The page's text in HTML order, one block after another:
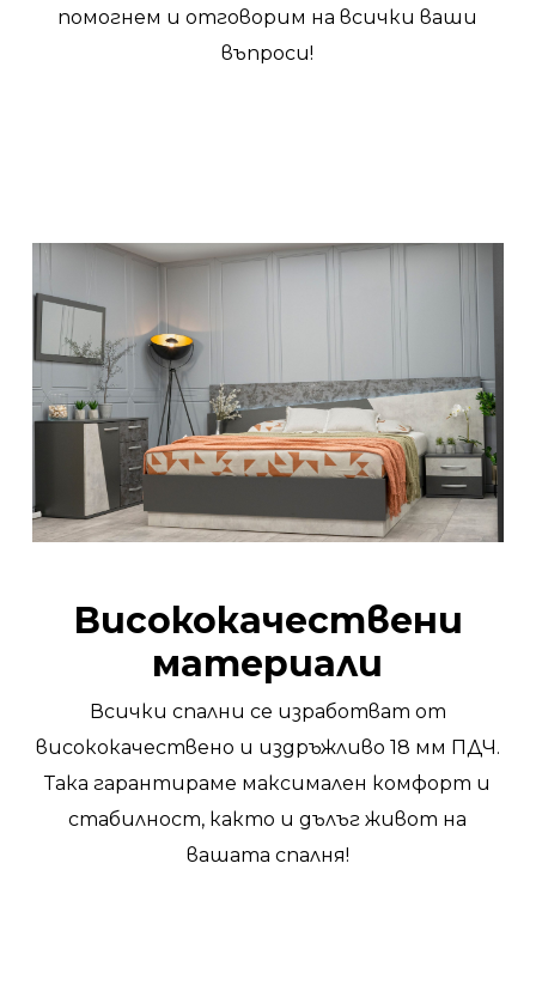
помогнем и отговорим на всички ваши
въпроси!
Висококачествени
материали
Всички спални се изработват от
висококачествено и издръжливо 18 мм ПДЧ.
Така гарантираме максимален комфорт и
стабилност, както и дълъг живот на
вашата спалня!